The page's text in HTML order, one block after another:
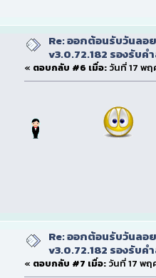
Re: ออกต้อนรับวันลอ
v3.0.72.182 รองรับ
« ตอบกลับ #6 เมื่อ: วันที่ 17 พฤ
Re: ออกต้อนรับวันลอ
v3.0.72.182 รองรับ
« ตอบกลับ #7 เมื่อ: วันที่ 17 พฤ